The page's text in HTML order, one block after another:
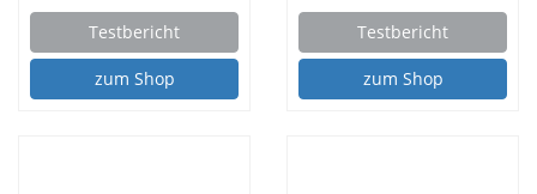
Testbericht
zum Shop
Testbericht
zum Shop